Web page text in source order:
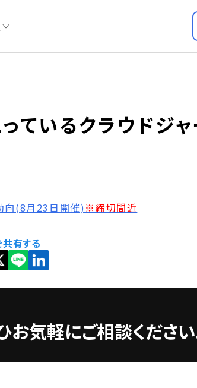
ているクラウドジ
向(8月23日開催)※締切間近
有する
お気軽にご相談ください